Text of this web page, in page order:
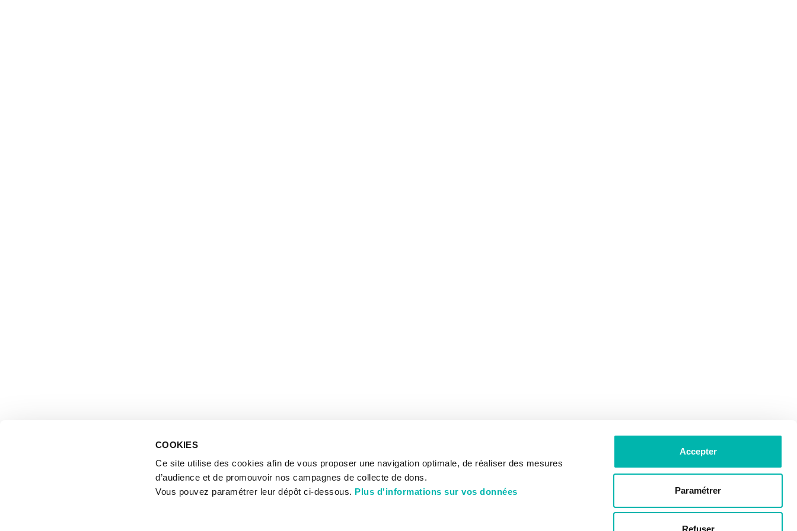
COOKIES
Ce site utilise des cookies afin de vous proposer une navigation optimale, de réaliser des mesures
d’audience et de promouvoir nos campagnes de collecte de dons.
Vous pouvez paramétrer leur dépôt ci-dessous. Plus d'informations sur vos données
Accepter
Paramétrer
Refuser